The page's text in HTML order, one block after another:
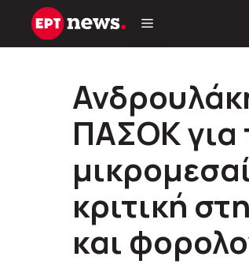
Μετάβαση
ΠΑΣΟΚ για
κριτική
και